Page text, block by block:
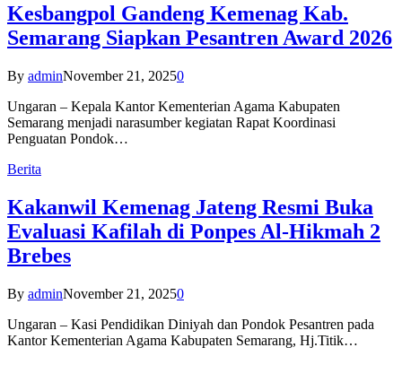
Kesbangpol Gandeng Kemenag Kab.
Semarang Siapkan Pesantren Award 2026
By adminNovember 21, 20250
Ungaran – Kepala Kantor Kementerian Agama Kabupaten
Semarang menjadi narasumber kegiatan Rapat Koordinasi
Penguatan Pondok…
Berita
Kakanwil Kemenag Jateng Resmi Buka
Evaluasi Kafilah di Ponpes Al-Hikmah 2
Brebes
By adminNovember 21, 20250
Ungaran – Kasi Pendidikan Diniyah dan Pondok Pesantren pada
Kantor Kementerian Agama Kabupaten Semarang, Hj.Titik…